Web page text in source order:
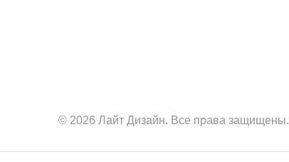
© 2026 Лайт Дизайн. Все права защищены.